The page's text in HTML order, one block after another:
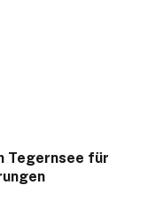
Tegernsee für